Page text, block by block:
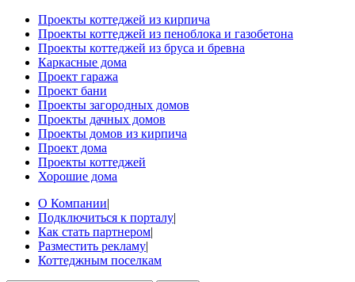
Проекты коттеджей из кирпича
Проекты коттеджей из пеноблока и газобетона
Проекты коттеджей из бруса и бревна
Каркасные дома
Проект гаража
Проект бани
Проекты загородных домов
Проекты дачных домов
Проекты домов из кирпича
Проект дома
Проекты коттеджей
Хорошие дома
О Компании|
Подключиться к порталу|
Как стать партнером|
Разместить рекламу|
Коттеджным поселкам